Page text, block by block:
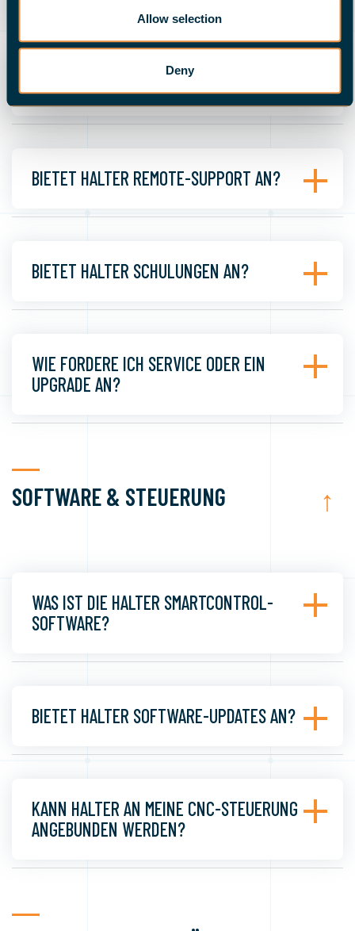
Allow selection
Deny
BIETET HALTER REMOTE-SUPPORT AN?
BIETET HALTER SCHULUNGEN AN?
WIE FORDERE ICH SERVICE ODER EIN
UPGRADE AN?
SOFTWARE & STEUERUNG ↑
WAS IST DIE HALTER SMARTCONTROL-
SOFTWARE?
BIETET HALTER SOFTWARE-UPDATES AN?
KANN HALTER AN MEINE CNC-STEUERUNG
ANGEBUNDEN WERDEN?